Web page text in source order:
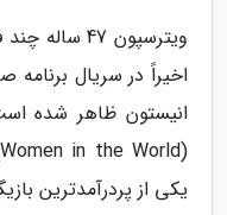
ویترسپون 47
اخیراً در سریال
انیستون ظاهر شده
یکی از پردرآمدترین